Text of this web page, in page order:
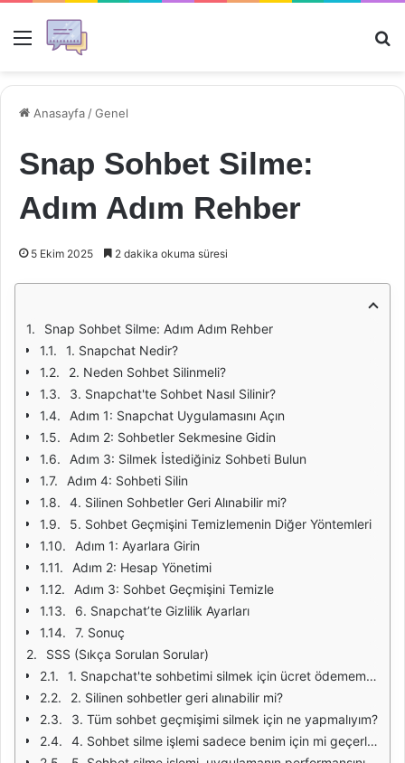
Menü
Anasayfa /Genel
Snap Sohbet Silme:
Adım Adım Rehber
5 Ekim 2025 2 dakika okuma süresi
Snap Sohbet Silme: Adım Adım Rehber
1. Snapchat Nedir?
2. Neden Sohbet Silinmeli?
3. Snapchat'te Sohbet Nasıl Silinir?
Adım 1: Snapchat Uygulamasını Açın
Adım 2: Sohbetler Sekmesine Gidin
Adım 3: Silmek İstediğiniz Sohbeti Bulun
Adım 4: Sohbeti Silin
4. Silinen Sohbetler Geri Alınabilir mi?
5. Sohbet Geçmişini Temizlemenin Diğer Yöntemleri
Adım 1: Ayarlara Girin
Adım 2: Hesap Yönetimi
Adım 3: Sohbet Geçmişini Temizle
6. Snapchat’te Gizlilik Ayarları
7. Sonuç
SSS (Sıkça Sorulan Sorular)
1. Snapchat'te sohbetimi silmek için ücret ödemem gerekiyor mu?
2. Silinen sohbetler geri alınabilir mi?
3. Tüm sohbet geçmişimi silmek için ne yapmalıyım?
4. Sohbet silme işlemi sadece benim için mi geçerlidir?